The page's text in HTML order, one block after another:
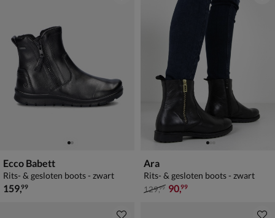
Ecco Babett
Rits- & gesloten boots - zwart
€ 159,99
159,99
Ara
Rits- & gesloten boots - zwart
van € 129,99 voor € 90,99
129,99 90,99